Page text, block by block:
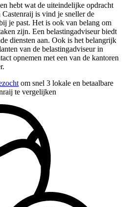
hebt wat de uiteindelijke opdracht
is vind je sneller de
je past. Het is ook van belang om
zijn. Een belastingadviseur biedt
diensten aan. Ook is het belangrijk
van de belastingadviseur in
opnemen met een van de kantoren
om snel 3 lokale en betaalbare
te vergelijken